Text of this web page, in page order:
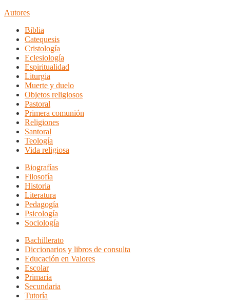
Autores
Biblia
Catequesis
Cristología
Eclesiología
Espiritualidad
Liturgia
Muerte y duelo
Objetos religiosos
Pastoral
Primera comunión
Religiones
Santoral
Teología
Vida religiosa
Biografías
Filosofía
Historia
Literatura
Pedagogía
Psicología
Sociología
Bachillerato
Diccionarios y libros de consulta
Educación en Valores
Escolar
Primaria
Secundaria
Tutoría